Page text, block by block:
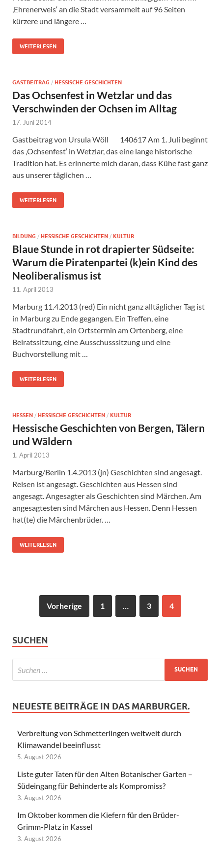
‚Ehrenerweis‘ an die Stadt versammelt auf 96 Seiten
kürzere und längere …
WEITERLESEN
GASTBEITRAG / HESSISCHE GESCHICHTEN
Das Ochsenfest in Wetzlar und das
Verschwinden der Ochsen im Alltag
17. Juni 2014
Gastbeitrag von Ursula Wöll 140617 Am 1. Juli beginnt
das ‚Ochsenfest‘ in Wetzlar, das eine lange historische
Tradition hat. Es erinnerte mich daran, dass Kühe fast ganz
aus unserer täglichen …
WEITERLESEN
BILDUNG / HESSISCHE GESCHICHTEN / KULTUR
Blaue Stunde in rot drapierter Südseite:
Warum die Piratenpartei (k)ein Kind des
Neoliberalismus ist
11. April 2013
Marburg 11.4.2013 (red) Ein nicht ganz alltäglicher Tag ist
in Marburg zu Ende gegangen. Ein Treffen, eine
Stadtrundfahrt, ein Ortstermin am Ortenberg, eine
Beiratssitzung, eine Ausschusssitzung und eine
Buchvorstellung mit …
WEITERLESEN
HESSEN / HESSISCHE GESCHICHTEN / KULTUR
Hessische Geschichten von Bergen, Tälern
und Wäldern
1. April 2013
Marburg/Berlin 1.4.2013 (jn) Geschichten sind angesagt.
Reisen ist angesagt. Geschichten aus Hessen sind
angesagt. Angesagter als Geschichten sind Märchen. Am
angesagtesten sind Märchen aus Hessen. Denn Hessen
hat(te) die Märchenbrüder. …
WEITERLESEN
Vorherige 1 … 3 4
SUCHEN
NEUESTE BEITRÄGE IN DAS MARBURGER.
Verbreitung von Schmetterlingen weltweit durch
Klimawandel beeinflusst
5. August 2026
Liste guter Taten für den Alten Botanischer Garten –
Südeingang für Behinderte als Kompromiss?
3. August 2026
Im Oktober kommen die Kiefern für den Brüder-
Grimm-Platz in Kassel
3. August 2026